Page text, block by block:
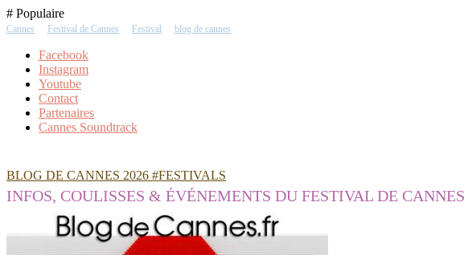
Skip
To
# Populaire
Cannes Festival de Cannes Festival blog de cannes
Facebook
Instagram
Youtube
Contact
Partenaires
Cannes Soundtrack
BLOG DE CANNES 2026 #FESTIVALS
INFOS, COULISSES & ÉVÉNEMENTS DU FESTIVAL DE CANNES